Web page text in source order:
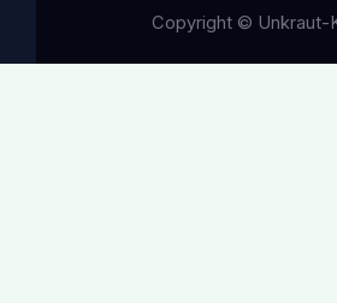
Copyright © Unkraut-